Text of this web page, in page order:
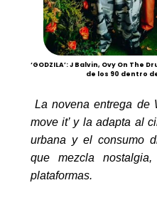
‘GODZILA’: J Balvin, Ovy On
de los 90 dentro
La novena entrega de
move it’ y la adapta al
urbana y el consumo
que mezcla
plataformas.